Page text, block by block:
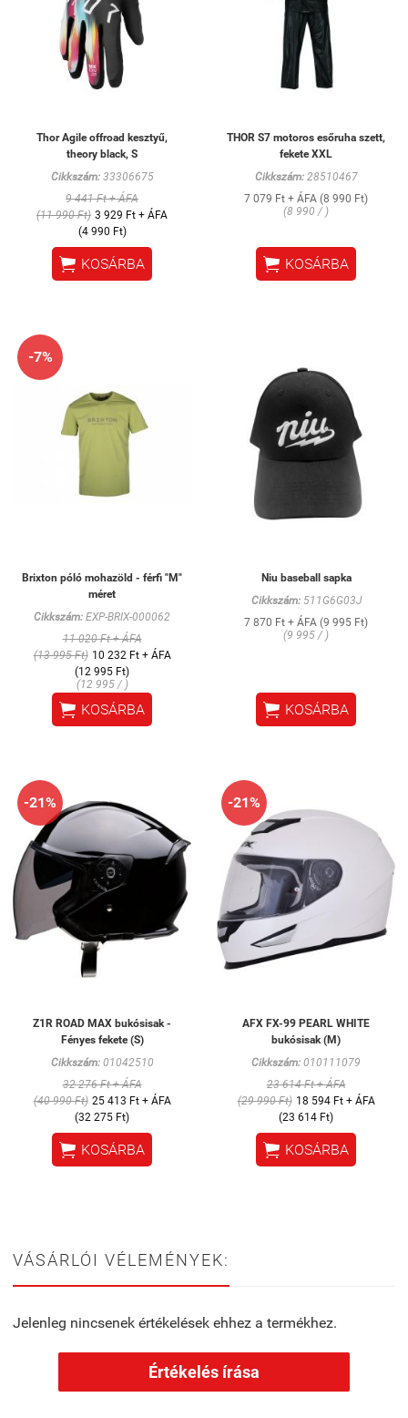
Thor Agile offroad kesztyű,
theory black, S
Cikkszám:33306675
9 441 Ft + ÁFA
(11 990 Ft) 3 929 Ft + ÁFA
(4 990 Ft)
 KOSÁRBA
THOR S7 motoros esőruha szett,
fekete XXL
Cikkszám:28510467
7 079 Ft + ÁFA (8 990 Ft)
(8 990 / )
 KOSÁRBA
-7%
Brixton póló mohazöld - férfi "M"
méret
Cikkszám: EXP-BRIX-000062
11 020 Ft + ÁFA
(13 995 Ft) 10 232 Ft + ÁFA
(12 995 Ft)
(12 995 / )
 KOSÁRBA
Niu baseball sapka
Cikkszám:511G6G03J
7 870 Ft + ÁFA (9 995 Ft)
(9 995 / )
 KOSÁRBA
-21%
Z1R ROAD MAX bukósisak -
Fényes fekete (S)
Cikkszám:01042510
32 276 Ft + ÁFA
(40 990 Ft) 25 413 Ft + ÁFA
(32 275 Ft)
 KOSÁRBA
-21%
AFX FX-99 PEARL WHITE
bukósisak (M)
Cikkszám: 010111079
23 614 Ft + ÁFA
(29 990 Ft) 18 594 Ft + ÁFA
(23 614 Ft)
 KOSÁRBA
VÁSÁRLÓI VÉLEMÉNYEK:
Jelenleg nincsenek értékelések ehhez a termékhez.
Értékelés írása